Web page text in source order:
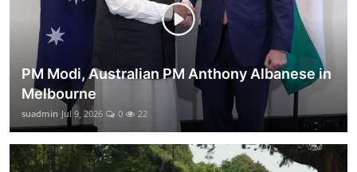
PM Modi, Australian PM Anthony Albanese in
Melbourne
suadmin Jul 9, 2026 0 22